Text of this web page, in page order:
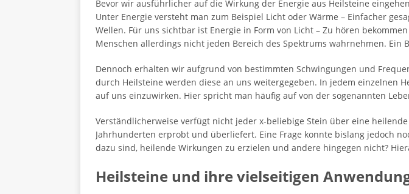
Bevor wir ausführlicher auf die Wirkung der Energie aus Heilsteine
Unter Energie versteht man zum Beispiel Licht oder Wärme – Einfacher
Wellen. Für uns sichtbar ist Energie in Form von Licht – Zu hören
Menschen allerdings nicht jeden Bereich des Spektrums wahrnehmen.
Dennoch erhalten wir aufgrund von bestimmten Schwingungen und
durch Heilsteine werden diese an uns weitergegeben. In jedem einzelnen
auf uns einzuwirken. Hier spricht man häufig auf von der sogenannten
Verständlicherweise verfügt nicht jeder x-beliebige Stein über eine
Jahrhunderten erprobt und überliefert. Eine Frage konnte bislang jedoch
dazu sind, heilende Wirkungen zu erzielen und andere hingegen nicht?
Heilsteine und ihre vielseitigen